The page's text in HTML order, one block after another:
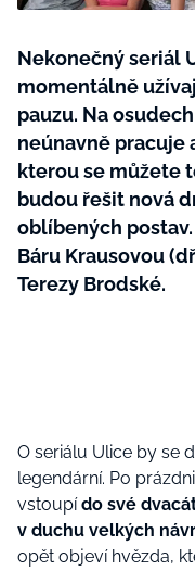
Nekonečný seriál
momentálně
pauzu. Na
neúnavně pracuje
kterou se můžete
budou řešit nová
oblíbených
Báru Krausovou
Terezy Brodské.
O seriálu Ulice by se
legendární. Po
vstoupído své
v duchu velkých
opět objeví hvězda,